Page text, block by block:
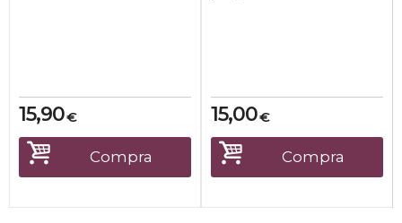
€
15,90
Compra
€
15,00
Compra